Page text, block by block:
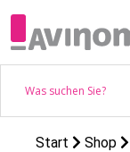
Start Shop